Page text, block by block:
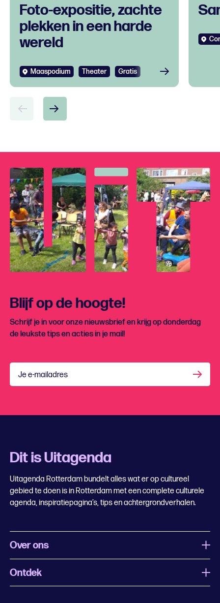
Foto-expositie, zachte
plekken in een harde
wereld
Maaspodium Theater Gratis
Blijf op de hoogte!
Schrijf je in voor onze nieuwsbrief en krijg op donderdag
de leukste tips en acties in je mail!
Je e-mailadres
Dit is Uitagenda
Uitagenda Rotterdam bundelt alles wat er op cultureel
gebied te doen is in Rotterdam met een complete culturele
agenda, inspiratiepagina’s, tips en achtergrondverhalen.
Over ons
Wat is Uitagenda Rotterdam
Ontdek